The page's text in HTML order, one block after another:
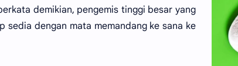
demikian, pengemis tinggi besar yang
dengan mata memandang ke sana ke